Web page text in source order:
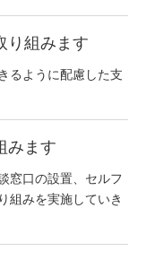
り組みます
るように配慮した支
みます
窓口の設置、セルフ
組みを実施していき